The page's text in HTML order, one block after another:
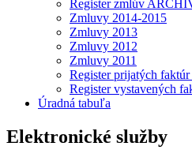
Register zmlúv
Zmluvy 2014-2015
Zmluvy 2013
Zmluvy 2012
Zmluvy 2011
Register prijatých
Register vystavených
Úradná tabuľa
Elektronické služby